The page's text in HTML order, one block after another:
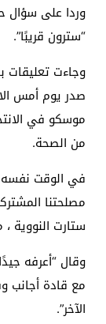
وردا على سؤال
“سترون قريبًا”.
وجاءت تعليقات
صدر يوم أمس
موسكو في
من الصحة.
في الوقت نفسه
مصلحتنا
ستارت النووية
وقال “أعرفه
مع قادة أجانب
الآخر”.